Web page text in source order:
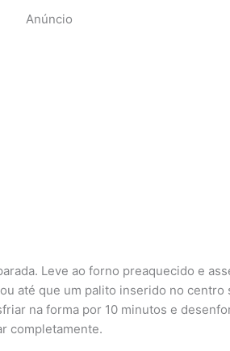
Anúncio
Leve ao forno preaquecido e
até que um palito inserido no centro
na forma por 10 minutos e
completamente.